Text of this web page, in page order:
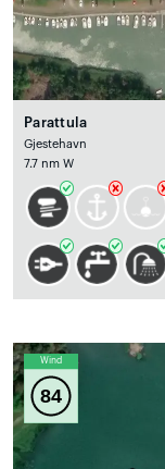
Parattula
Gjestehavn
7.7 nm W
Wind
84